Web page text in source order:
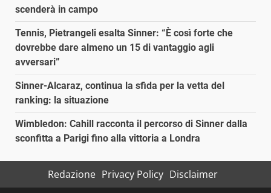
scenderà in campo
Tennis, Pietrangeli esalta Sinner: “È così forte che
dovrebbe dare almeno un 15 di vantaggio agli
avversari”
Sinner-Alcaraz, continua la sfida per la vetta del
ranking: la situazione
Wimbledon: Cahill racconta il percorso di Sinner dalla
sconfitta a Parigi fino alla vittoria a Londra
Redazione Privacy Policy Disclaimer